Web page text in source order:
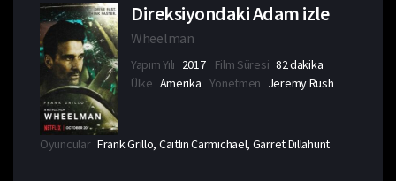
Direksiyondaki Adam izle
Wheelman
Yapım Yılı 2017 Film Süresi 82 dakika
Ülke Amerika Yönetmen Jeremy Rush
Oyuncular Frank Grillo, Caitlin Carmichael, Garret Dillahunt